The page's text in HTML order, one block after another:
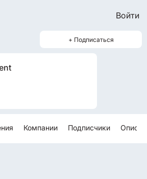
Войти
+ Подписаться
Компании Подписчики